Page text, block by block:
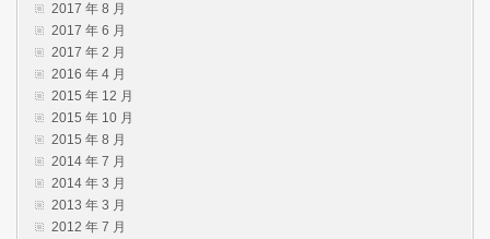
2017 年 8 月
2017 年 6 月
2017 年 2 月
2016 年 4 月
2015 年 12 月
2015 年 10 月
2015 年 8 月
2014 年 7 月
2014 年 3 月
2013 年 3 月
2012 年 7 月